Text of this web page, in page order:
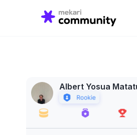
for:
Albert Yosua